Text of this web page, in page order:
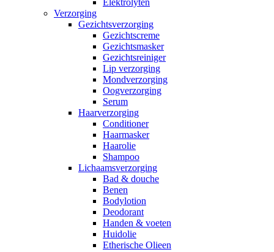
Elektrolyten
Verzorging
Gezichtsverzorging
Gezichtscreme
Gezichtsmasker
Gezichtsreiniger
Lip verzorging
Mondverzorging
Oogverzorging
Serum
Haarverzorging
Conditioner
Haarmasker
Haarolie
Shampoo
Lichaamsverzorging
Bad & douche
Benen
Bodylotion
Deodorant
Handen & voeten
Huidolie
Etherische Olieen